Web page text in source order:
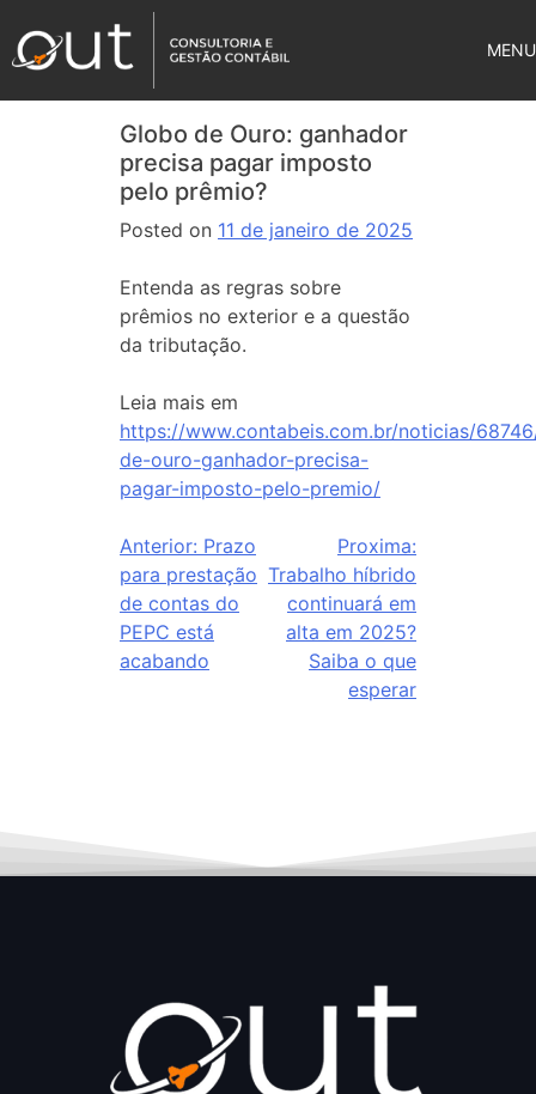
MENU
Globo de Ouro: ganhador
precisa pagar imposto
pelo prêmio?
Posted on 11 de janeiro de 2025
Entenda as regras sobre
prêmios no exterior e a questão
da tributação.
Leia mais em
https://www.contabeis.com.br/noticias/
de-ouro-ganhador-precisa-
pagar-imposto-pelo-premio/
Anterior: Prazo
para prestação
de contas do
PEPC está
acabando
Proxima:
Trabalho híbrido
continuará em
alta em 2025?
Saiba o que
esperar